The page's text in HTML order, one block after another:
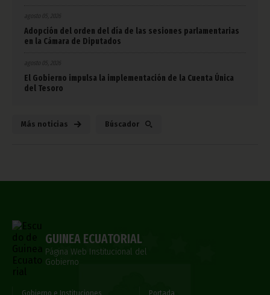
agosto 05, 2026
Adopción del orden del día de las sesiones parlamentarias
en la Cámara de Diputados
agosto 05, 2026
El Gobierno impulsa la implementación de la Cuenta Única
del Tesoro
Más noticias Búscador
GUINEA ECUATORIAL
Página Web Institucional del
Gobierno
Gobierno e Instituciones Portada